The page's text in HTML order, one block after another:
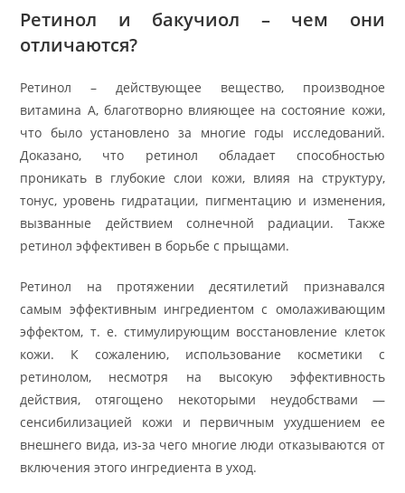
Ретинол и бакучиол – чем они
отличаются?
Ретинол – действующее вещество, производное
витамина А, благотворно влияющее на состояние кожи,
что было установлено за многие годы исследований.
Доказано, что ретинол обладает способностью
проникать в глубокие слои кожи, влияя на структуру,
тонус, уровень гидратации, пигментацию и изменения,
вызванные действием солнечной радиации. Также
ретинол эффективен в борьбе с прыщами.
Ретинол на протяжении десятилетий признавался
самым эффективным ингредиентом с омолаживающим
эффектом, т. е. стимулирующим восстановление клеток
кожи. К сожалению, использование косметики с
ретинолом, несмотря на высокую эффективность
действия, отягощено некоторыми неудобствами —
сенсибилизацией кожи и первичным ухудшением ее
внешнего вида, из-за чего многие люди отказываются от
включения этого ингредиента в уход.